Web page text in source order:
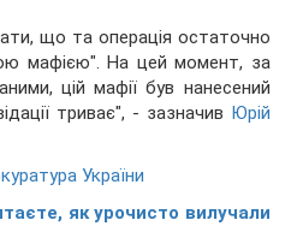
що та операція остаточно
мафією". На цей момент, за
цій мафії був нанесений
триває", - зазначив Юрій
України
як урочисто вилучали